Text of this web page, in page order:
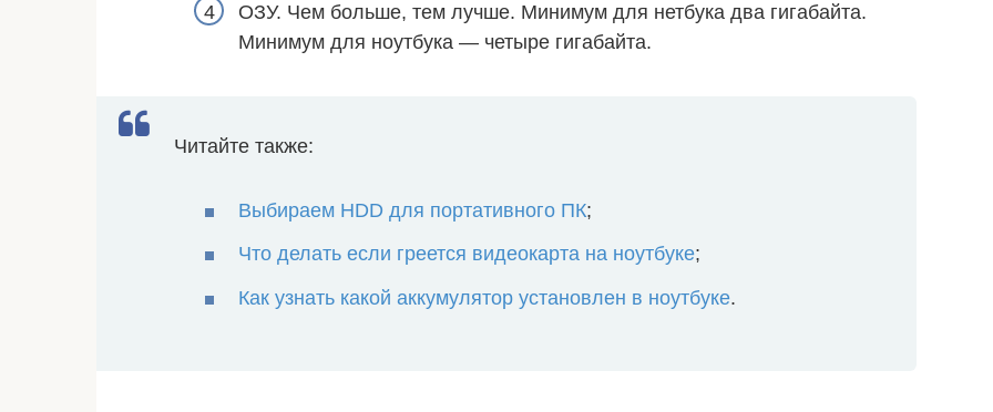
ОЗУ. Чем больше, тем лучше. Минимум для нетбука два гигабайта.
Минимум для ноутбука — четыре гигабайта.
Читайте также:
Выбираем HDD для портативного ПК;
Что делать если греется видеокарта на ноутбуке;
Как узнать какой аккумулятор установлен в ноутбуке.